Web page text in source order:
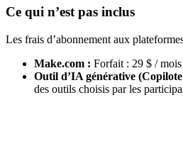
Ce qui n’est pas inclus
Les frais d’abonnement aux
Make.com : Forfait : 29 $ / mois
Outil d’IA générative
des outils choisis par les